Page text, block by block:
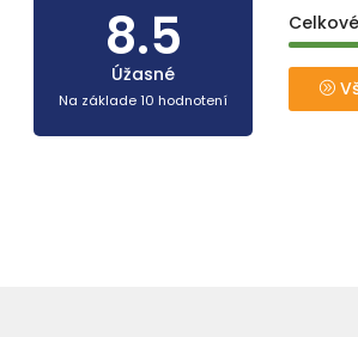
8.5
Úžasné
Na základe 10 hodnotení